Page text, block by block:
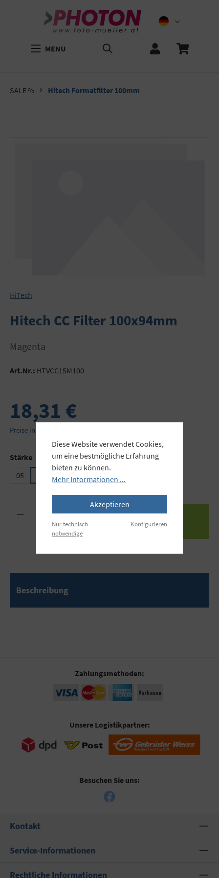
MENU
SALE % Hitech Formatfilter 100mm
HiTech
Hitech CC Filter 100x94mm
Magenta
Art.Nr.: HTVCC15M100
18,31 €
Preise inkl. MwSt. zzgl. Versandkosten
Stärkeauswählen
05
025
Produkt Anzahl: Gib den gewünschten Wert
Beschreibung
Zahlungsmethoden:
Unsere Logistikpartner:
Besuchen Sie uns:
Kontakt
Service-Informationen
Rechtliche Informationen
Diese Website verwendet Cookies,
um eine bestmögliche Erfahrung
bieten zu können.
Mehr Informationen ...
Akzeptieren
Nur technisch
notwendige
Konfigurieren